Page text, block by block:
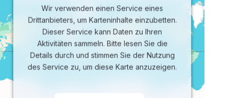
Wir verwenden einen Service eines
Drittanbieters, um Karteninhalte einzubetten.
Dieser Service kann Daten zu Ihren
Aktivitäten sammeln. Bitte lesen Sie die
Details durch und stimmen Sie der Nutzung
des Service zu, um diese Karte anzuzeigen.